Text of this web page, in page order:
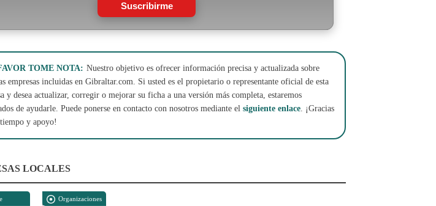
Suscribirme
TOME NOTA: Nuestro objetivo es ofrecer información precisa y actualizada sobre
empresas incluidas en Gibraltar.com. Si usted es el propietario o representante oficial de esta
y desea actualizar, corregir o mejorar su ficha a una versión más completa, estaremos
de ayudarle. Puede ponerse en contacto con nosotros mediante el siguiente enlace. ¡Gracias
y apoyo!
LOCALES
Organizaciones